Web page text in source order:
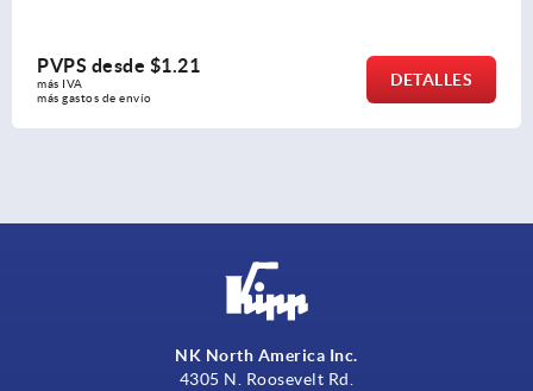
PVPS desde
más gastos de envío
NK North America Inc.
4305 N. Roosevelt Rd.